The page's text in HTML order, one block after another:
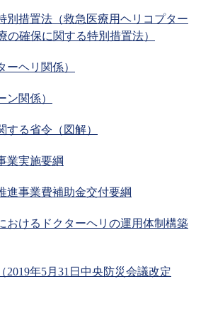
別措置法（救急医療用ヘリコプター
の確保に関する特別措置法）
ーヘリ関係）
ン関係）
する省令（図解）
業実施要綱
進事業費補助金交付要綱
おけるドクターヘリの運用体制構築
2019年5月31日中央防災会議改定